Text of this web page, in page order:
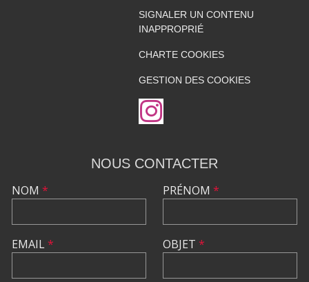
SIGNALER UN CONTENU
INAPPROPRIÉ
CHARTE COOKIES
GESTION DES COOKIES
NOUS CONTACTER
NOM *
EMAIL*
PRÉNOM *
OBJET *